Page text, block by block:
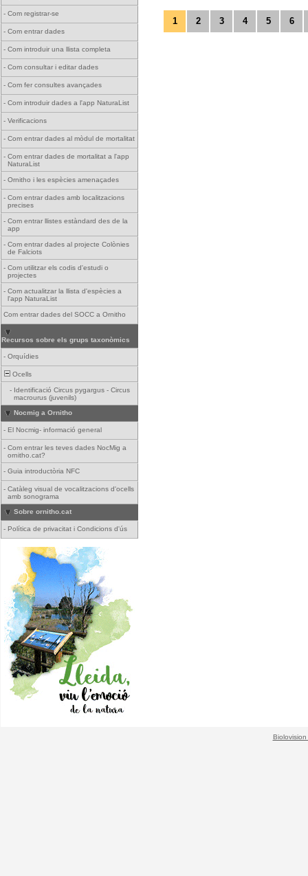
- Com registrar-se
- Com entrar dades
- Com introduir una llista completa
- Com consultar i editar dades
- Com fer consultes avançades
- Com introduir dades a l'app NaturaList
- Verificacions
- Com entrar dades al mòdul de mortalitat
- Com entrar dades de mortalitat a l'app
NaturaList
- Ornitho i les espècies amenaçades
- Com entrar dades amb localitzacions
precises
- Com entrar llistes estàndard des de la
app
- Com entrar dades al projecte Colònies
de Falciots
- Com utilitzar els codis d'estudi o
projectes
- Com actualitzar la llista d'espècies a
l'app NaturaList
Com entrar dades del SOCC a Ornitho
Recursos sobre els grups taxonòmics
- Orquídies
Ocells
- Identificació Circus pygargus - Circus
macrourus (juvenils)
Nocmig a Ornitho
- El Nocmig- informació general
- Com entrar les teves dades NocMig a
ornitho.cat?
- Guia introductòria NFC
- Catàleg visual de vocalitzacions d'ocells
amb sonograma
Sobre ornitho.cat
- Política de privacitat i Condicions d'ús
1 2 3 4 5 6
Biolovision